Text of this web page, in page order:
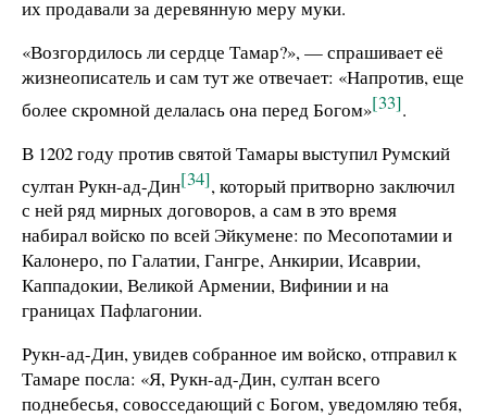
их продавали за деревянную меру муки.
«Возгордилось ли сердце Тамар?», — спрашивает её
жизнеописатель и сам тут же отвечает: «Напротив, еще
более скромной делалась она перед Богом»[33].
В 1202 году против святой Тамары выступил Румский
султан Рукн-ад-Дин[34], который притворно заключил
с ней ряд мирных договоров, а сам в это время
набирал войско по всей Эйкумене: по Месопотамии и
Калонеро, по Галатии, Гангре, Анкирии, Исаврии,
Каппадокии, Великой Армении, Вифинии и на
границах Пафлагонии.
Рукн-ад-Дин, увидев собранное им войско, отправил к
Тамаре посла: «Я, Рукн-ад-Дин, султан всего
поднебесья, совосседающий с Богом, уведомляю тебя,